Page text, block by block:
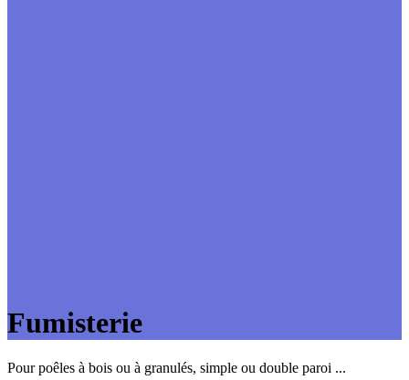
Fumisterie
Pour poêles à bois ou à granulés, simple ou double paroi ...